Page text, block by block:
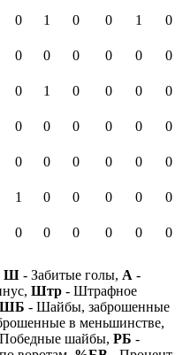
0 1 0 0 1 0
0 0 0 0 0 0
0 1 0 0 0 0
0 0 0 0 0 0
0 0 0 0 0 0
1 0 0 0 0 0
0 0 0 0 0
0
Ш - Забитые голы, А -
Штр - Штрафное
ШБ - Шайбы, заброшенные
в меньшинстве,
шайбы, РБ -